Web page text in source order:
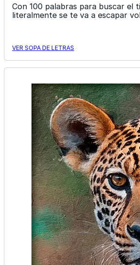
Con 100 palabras para buscar el
literalmente se te va a escapar
VER SOPA DE LETRAS